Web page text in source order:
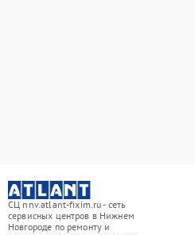
СЦ nnv.atlant-fixim.ru - сеть
сервисных центров в Нижнем
Новгороде по ремонту и